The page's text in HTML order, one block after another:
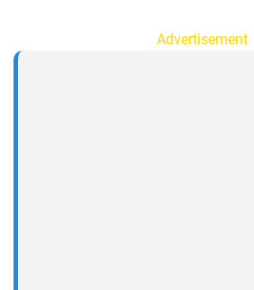
Advertisement